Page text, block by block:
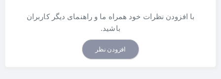
با افزودن نظرات خود همراه ما و راهنمای دیگر کاربران
باشید.
افزودن نظر